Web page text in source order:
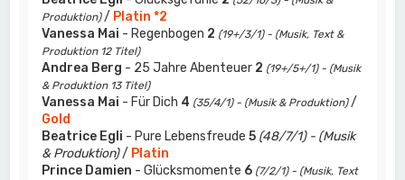
Produktion)/ Platin *2
Vanessa Mai - Regenbogen 2 (19+/3/1) - (Musik, Text &
Produktion 12 Titel)
Andrea Berg - 25 Jahre Abenteuer 2 (19+/5+/1) - (Musik
& Produktion 13 Titel)
Vanessa Mai - Für Dich 4 (35/4/1) - (Musik & Produktion)/
Gold
Beatrice Egli - Pure Lebensfreude5 (48/7/1) - (Musik
& Produktion)/ Platin
Prince Damien - Glücksmomente 6 (7/2/1) - (Musik, Text